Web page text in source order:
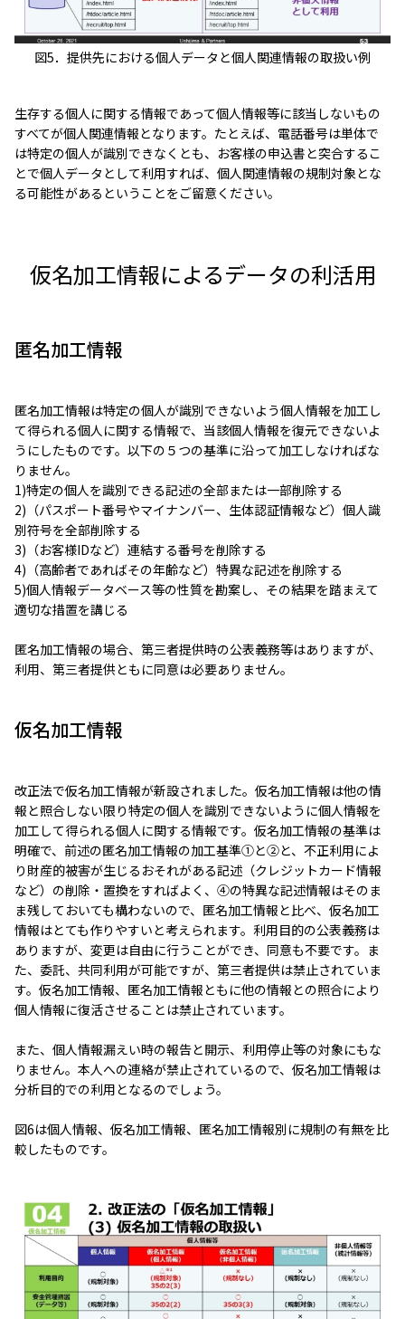
図5．提供先における個人データと個人関連情報の取扱い例
生存する個人に関する情報であって個人情報等に該当しないもの
すべてが個人関連情報となります。たとえば、電話番号は単体で
は特定の個人が識別できなくとも、お客様の申込書と突合するこ
とで個人データとして利用すれば、個人関連情報の規制対象とな
る可能性があるということをご留意ください。
仮名加工情報によるデータの利活用
匿名加工情報
匿名加工情報は特定の個人が識別できないよう個人情報を加工し
て得られる個人に関する情報で、当該個人情報を復元できないよ
うにしたものです。以下の５つの基準に沿って加工しなければな
りません。
1)特定の個人を識別できる記述の全部または一部削除する
2)（パスポート番号やマイナンバー、生体認証情報など）個人識
別符号を全部削除する
3)（お客様IDなど）連結する番号を削除する
4)（高齢者であればその年齢など）特異な記述を削除する
5)個人情報データベース等の性質を勘案し、その結果を踏まえて
適切な措置を講じる
匿名加工情報の場合、第三者提供時の公表義務等はありますが、
利用、第三者提供ともに同意は必要ありません。
仮名加工情報
改正法で仮名加工情報が新設されました。仮名加工情報は他の情
報と照合しない限り特定の個人を識別できないように個人情報を
加工して得られる個人に関する情報です。仮名加工情報の基準は
明確で、前述の匿名加工情報の加工基準①と②と、不正利用によ
り財産的被害が生じるおそれがある記述（クレジットカード情報
など）の削除・置換をすればよく、④の特異な記述情報はそのま
ま残しておいても構わないので、匿名加工情報と比べ、仮名加工
情報はとても作りやすいと考えられます。利用目的の公表義務は
ありますが、変更は自由に行うことができ、同意も不要です。ま
た、委託、共同利用が可能ですが、第三者提供は禁止されていま
す。仮名加工情報、匿名加工情報ともに他の情報との照合により
個人情報に復活させることは禁止されています。
また、個人情報漏えい時の報告と開示、利用停止等の対象にもな
りません。本人への連絡が禁止されているので、仮名加工情報は
分析目的での利用となるのでしょう。
図6は個人情報、仮名加工情報、匿名加工情報別に規制の有無を比
較したものです。